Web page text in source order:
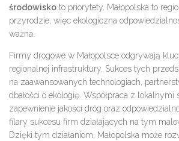
środowisko to priorytety. Małopolska to
przyrodzie, więc ekologiczna
ważna.
Firmy drogowe w Małopolsce odgrywają
regionalnej infrastruktury. Sukces tych
na zaawansowanych technologiach,
dbałości o ekologię. Współpraca z lokalnymi
zapewnienie jakości dróg oraz
filary sukcesu firm działających na tym
Dzięki tym działaniom, Małopolska może